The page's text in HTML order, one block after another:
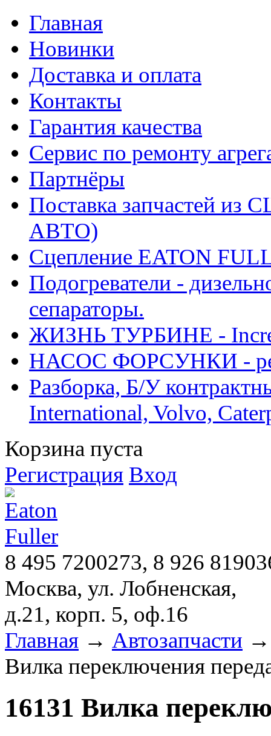
Главная
Новинки
Доставка и оплата
Контакты
Гарантия качества
Сервис по ремонту
Партнёры
Поставка запчастей
АВТО)
Сцепление EATON
Подогреватели -
сепараторы.
ЖИЗНЬ ТУРБИНЕ -
НАСОС ФОРСУНКИ -
Разборка, Б/У
International, Volvo,
Корзина пуста
Регистрация Вход
8 495 7200273, 8 926
Москва, ул. Лобненская,
д.21, корп. 5, оф.16
Главная → Автозапчасти
Вилка переключения
16131 Вилка